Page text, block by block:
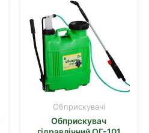
Обприскувачі
Обприскувач